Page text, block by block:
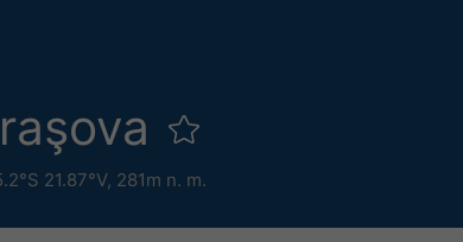
21.87°V, 281m n. m.